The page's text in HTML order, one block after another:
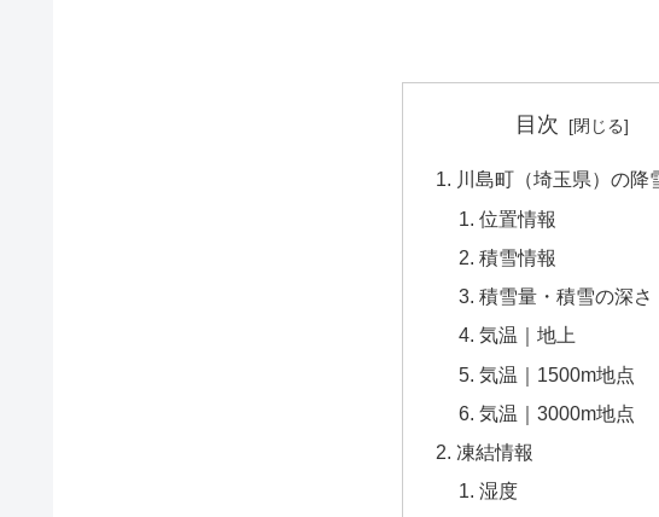
目次
川島町（埼玉県）の降
位置情報
積雪情報
積雪量・積雪の深さ
気温｜地上
気温｜1500m地点
気温｜3000m地点
凍結情報
湿度